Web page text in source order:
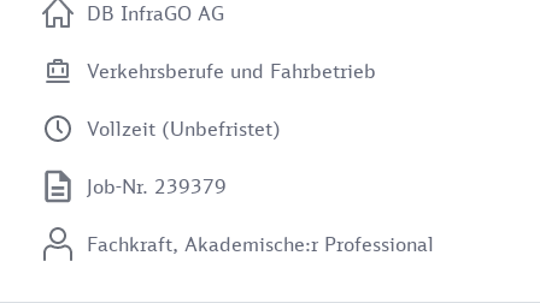
DB InfraGO AG
Verkehrsberufe und Fahrbetrieb
Vollzeit (Unbefristet)
Job-Nr. 239379
Fachkraft, Akademische:r Professional